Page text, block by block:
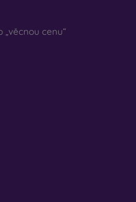
cenu“